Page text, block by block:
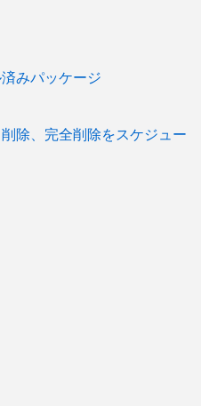
みパッケージ
除、完全削除をスケジュー